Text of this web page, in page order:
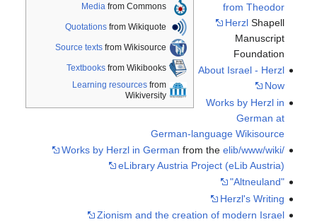
Media from Commons
Quotations from Wikiquote
Source texts from Wikisource
Textbooks from Wikibooks
Learning resources from
Wikiversity
from Theodor
HerzlShapell
Manuscript
Foundation
About Israel - Herzl
Now
Works by Herzl in
German at
German-language Wikisource
Works by Herzl in German from the elib/www/wiki/
eLibrary Austria Project (eLib Austria)
"Altneuland"
Herzl's Writing
Zionism and the creation of modern Israel